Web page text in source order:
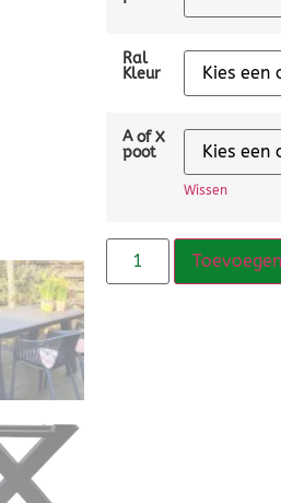
Ral
Kleur
A of X
poot
Wissen